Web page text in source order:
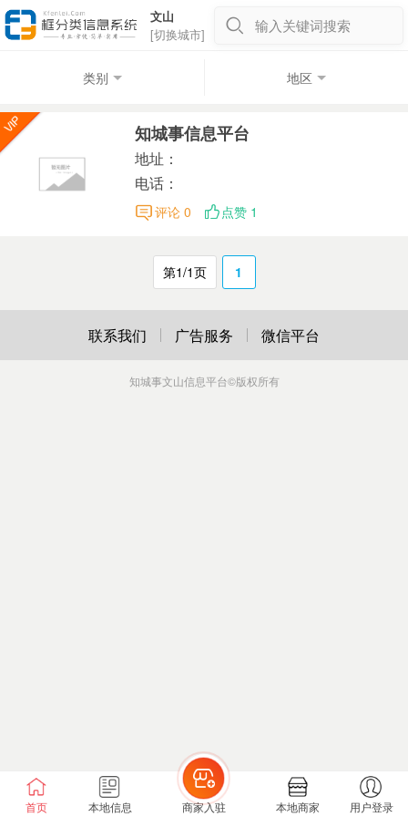
文山
[切换城市]
输入关键词搜索
类别 地区
知城事信息平台
地址：
电话：
评论 0 点赞 1
第1/1页 1
首页 本地信息 商家入驻 本地商家 用户登录
联系我们 广告服务 微信平台
知城事文山信息平台©版权所有